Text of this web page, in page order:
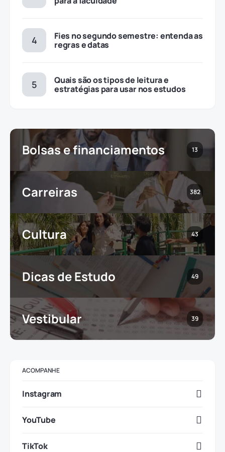
Fies no segundo semestre: entenda as
regras e datas
Quais são os tipos de leitura e
estratégias para usar nos estudos
Bolsas e financiamentos 13
Carreiras 382
Cultura 43
Dicas de Estudo 49
Vestibular 39
ACOMPANHE
Instagram
YouTube
TikTok